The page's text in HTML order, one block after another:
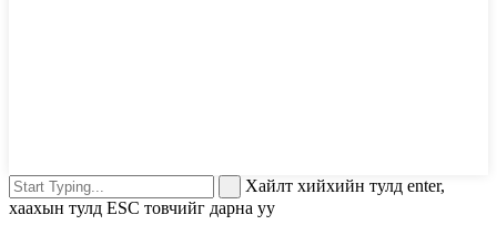
Хайлт хийхийн тулд enter,
хаахын тулд ESC товчийг дарна уу